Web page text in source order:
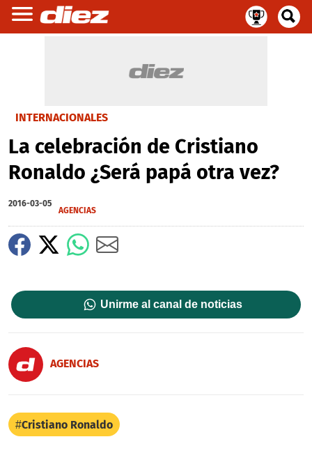
INTERNACIONALES
La celebración de Cristiano
Ronaldo ¿Será papá otra vez?
2016-03-05
AGENCIAS
Unirme al canal de noticias
AGENCIAS
Cristiano Ronaldo